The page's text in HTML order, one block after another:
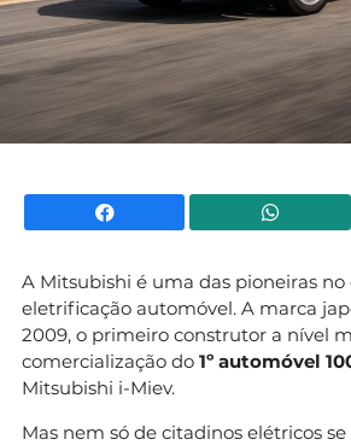
Facebook
A Mitsubishi é uma das pioneiras
eletrificação automóvel. A marca
2009, o primeiro construtor a nível
comercialização do 1º automóvel
Mitsubishi i-Miev.
Mas nem só de citadinos elétricos